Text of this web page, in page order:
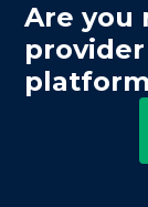
Are you